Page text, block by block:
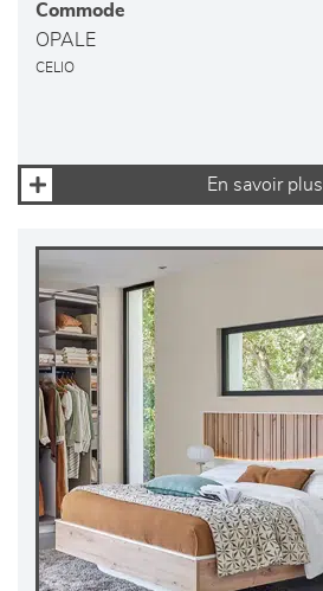
Commode
OPALE
CELIO
En savoir plus